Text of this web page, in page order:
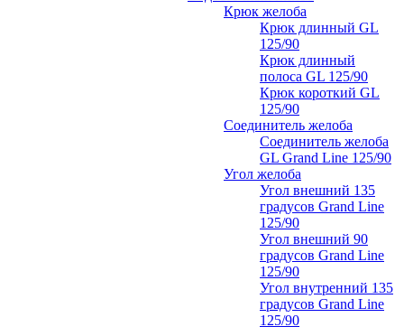
Крюк желоба
Крюк длинный GL
125/90
Крюк длинный
полоса GL 125/90
Крюк короткий GL
125/90
Соединитель желоба
Соединитель желоба
GL Grand Line 125/90
Угол желоба
Угол внешний 135
градусов Grand Line
125/90
Угол внешний 90
градусов Grand Line
125/90
Угол внутренний 135
градусов Grand Line
125/90